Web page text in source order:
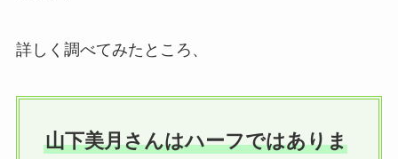
詳しく調べてみたところ、
山下美月さんはハーフではありま